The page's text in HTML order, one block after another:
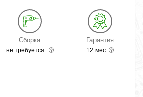
Сборка
не требуется
Гарантия
12 мес.